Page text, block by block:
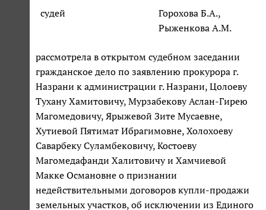
судей
Горохова Б.А.,
Рыженкова А.М.
рассмотрела в открытом судебном заседании
гражданское дело по заявлению прокурора г.
Назрани к администрации г. Назрани, Цолоеву
Тухану Хамитовичу, Мурзабекову Аслан-Гирею
Магомедовичу, Ярыжевой Зите Мусаевне,
Хутиевой Пятимат Ибрагимовне, Холохоеву
Саварбеку Суламбековичу, Костоеву
Магомедафанди Халитовичу и Хамчиевой
Макке Османовне о признании
недействительными договоров купли-продажи
земельных участков, об исключении из Единого